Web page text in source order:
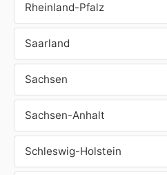
Rheinland-Pfalz
Saarland
Sachsen
Sachsen-Anhalt
Schleswig-Holstein